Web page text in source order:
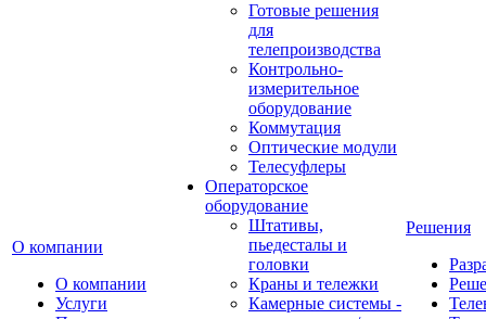
О компании
О компании
Услуги
Готовые решения
для
телепроизводства
Контрольно-
измерительное
оборудование
Коммутация
Оптические модули
Телесуфлеры
Операторское
оборудование
Штативы,
пьедесталы и
головки
Краны и тележки
Камерные системы -
Решения